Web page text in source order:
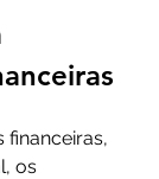
financeiras,
os